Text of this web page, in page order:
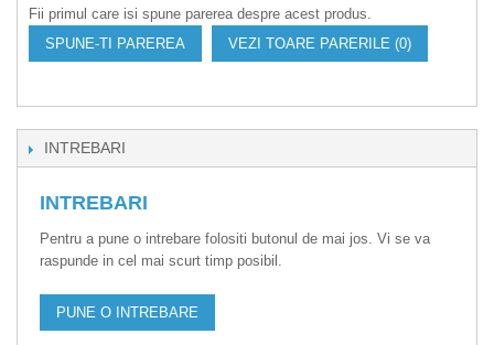
Fii primul care isi spune parerea despre acest produs.
SPUNE-TI PAREREA
VEZI TOARE PARERILE (0)
INTREBARI
INTREBARI
Pentru a pune o intrebare folositi butonul de mai jos. Vi se va
raspunde in cel mai scurt timp posibil.
PUNE O INTREBARE